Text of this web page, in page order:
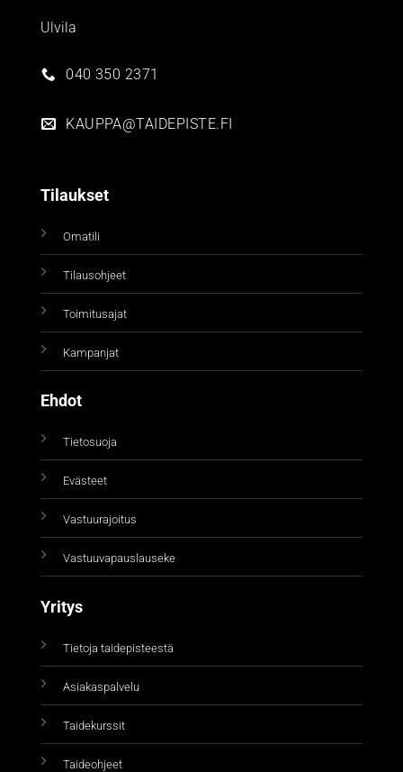
Ulvila
040 350 2371
KAUPPA@TAIDEPISTE.FI
Tilaukset
Omatili
Tilausohjeet
Toimitusajat
Kampanjat
Ehdot
Tietosuoja
Evästeet
Vastuurajoitus
Vastuuvapauslauseke
Yritys
Tietoja taidepisteestä
Asiakaspalvelu
Taidekurssit
Taideohjeet